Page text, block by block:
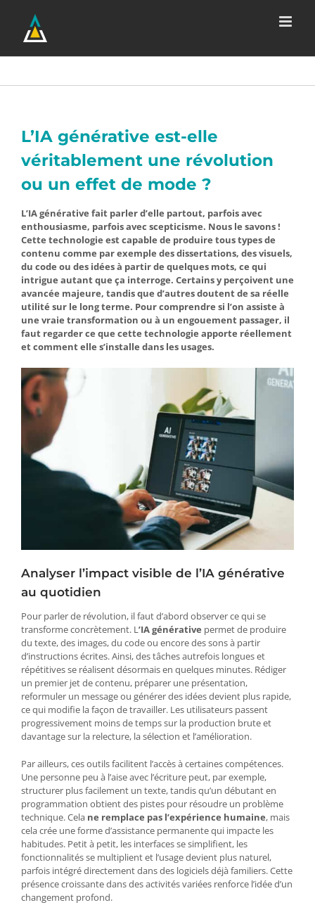
contenu
L’IA générative est-elle
véritablement une révolution
ou un effet de mode ?
L’IA générative fait parler d’elle partout, parfois avec
enthousiasme, parfois avec scepticisme. Nous le savons !
Cette technologie est capable de produire tous types de
contenu comme par exemple des dissertations, des visuels,
du code ou des idées à partir de quelques mots, ce qui
intrigue autant que ça interroge. Certains y perçoivent une
avancée majeure, tandis que d’autres doutent de sa réelle
utilité sur le long terme. Pour comprendre si l’on assiste à
une vraie transformation ou à un engouement passager, il
faut regarder ce que cette technologie apporte réellement
et comment elle s’installe dans les usages.
Analyser l’impact visible de l’IA générative
au quotidien
Pour parler de révolution, il faut d’abord observer ce qui se
transforme concrètement. L’IA générative permet de produire
du texte, des images, du code ou encore des sons à partir
d’instructions écrites. Ainsi, des tâches autrefois longues et
répétitives se réalisent désormais en quelques minutes. Rédiger
un premier jet de contenu, préparer une présentation,
reformuler un message ou générer des idées devient plus rapide,
ce qui modifie la façon de travailler. Les utilisateurs passent
progressivement moins de temps sur la production brute et
davantage sur la relecture, la sélection et l’amélioration.
Par ailleurs, ces outils facilitent l’accès à certaines compétences.
Une personne peu à l’aise avec l’écriture peut, par exemple,
structurer plus facilement un texte, tandis qu’un débutant en
programmation obtient des pistes pour résoudre un problème
technique. Cela ne remplace pas l’expérience humaine, mais
cela crée une forme d’assistance permanente qui impacte les
habitudes. Petit à petit, les interfaces se simplifient, les
fonctionnalités se multiplient et l’usage devient plus naturel,
parfois intégré directement dans des logiciels déjà familiers. Cette
présence croissante dans des activités variées renforce l’idée d’un
changement profond.